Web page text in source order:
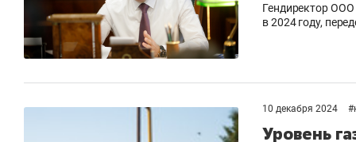
Гендиректор ООО
в 2024 году,
10 декабря 2024 #
Уровень